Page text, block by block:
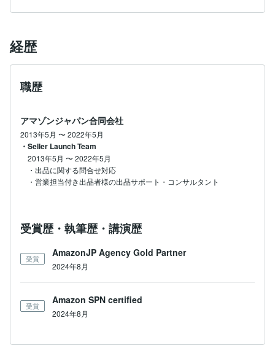
経歴
職歴
アマゾンジャパン合同会社
2013年5月 〜2022年5月
・Seller Launch Team
2013年5月 〜2022年5月
・出品に関する問合せ対応
・営業担当付き出品者様の出品サポート・コンサルタント
受賞歴・執筆歴・講演歴
受賞
AmazonJP Agency Gold Partner
2024年8月
受賞
Amazon SPN certified
2024年8月